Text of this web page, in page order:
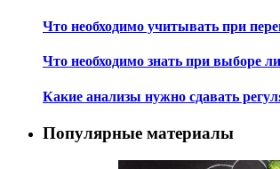
Что необходимо учитывать при
Что необходимо знать при выборе
Какие анализы нужно сдавать
Популярные материалы